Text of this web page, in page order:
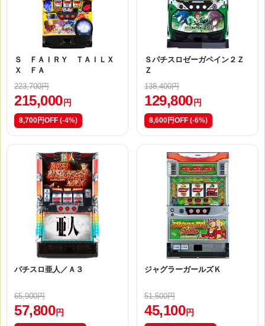
Ｓ ＦＡＩＲＹ ＴＡＩＬＸ
Ｘ ＦＡ
223,700円
215,000 円
8,700円OFF (-4%)
Ｓパチスロゼーガペイン２Ｚ
Ｚ
138,400円
129,800 円
8,600円OFF (-6%)
パチスロ亜人／Ａ３
65,900円
57,800 円
ジャグラーガールズＫ
51,500円
45,100 円